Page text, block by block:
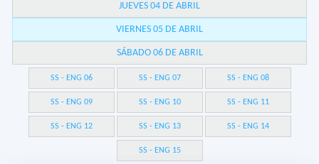
JUEVES 04 DE ABRIL
VIERNES 05 DE ABRIL
SÁBADO 06 DE ABRIL
SS - ENG 06 SS - ENG 07 SS - ENG 08
SS - ENG 09 SS - ENG 10 SS - ENG 11
SS - ENG 12 SS - ENG 13 SS - ENG 14
SS - ENG 15